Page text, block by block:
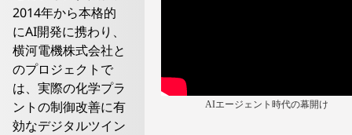
2014年から本格的
にAI開発に携わり、
横河電機株式会社と
のプロジェクトで
は、実際の化学プラ
ントの制御改善に有
効なデジタルツイン
AIエージェント時代の幕開け